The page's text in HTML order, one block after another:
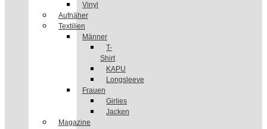
Vinyl
Aufnäher
Textilien
Männer
T-
Shirt
KAPU
Longsleeve
Frauen
Girlies
Jacken
Magazine